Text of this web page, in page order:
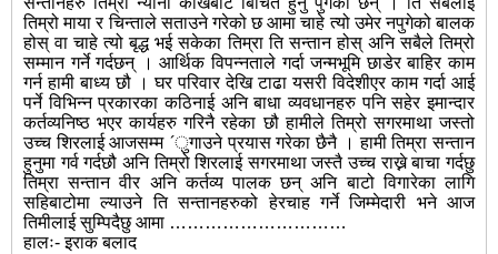
तिम्रो माया र चिन्ताले सताउने गरेको छ आमा चाहे त्यो उमेर नपुगेको बालक
होस् वा चाहे त्यो बृद्ध भई सकेका तिम्रा ति सन्तान होस् अनि सबैले तिम्रो
सम्मान गर्ने गर्दछन् । आर्थिक विपन्नताले गर्दा जन्मभूमि छाडेर बाहिर काम
गर्न हामी बाध्य छौ । घर परिवार देखि टाढा यसरी विदेशीएर काम गर्दा आई
पर्ने विभिन्न प्रकारका कठिनाई अनि बाधा व्यवधानहरु पनि सहेर इमान्दार
कर्तव्यनिष्ठ भएर कार्यहरु गरिनै रहेका छौ हामीले तिम्रो सगरमाथा जस्तो
उच्च शिरलाई आजसम्म ´ुगाउने प्रयास गरेका छैनै । हामी तिम्रा सन्तान
हुनुमा गर्व गर्दछौ अनि तिम्रो शिरलाई सगरमाथा जस्तै उच्च राख्ने बाचा गर्दछु
तिम्रा सन्तान वीर अनि कर्तव्य पालक छन् अनि बाटो विगारेका लागि
सहिबाटोमा ल्याउने ति सन्तानहरुको हेरचाह गर्ने जिम्मेदारी भने आज
तिमीलाई सुम्पिदैछु आमा …………………………
हालः- इराक बलाद